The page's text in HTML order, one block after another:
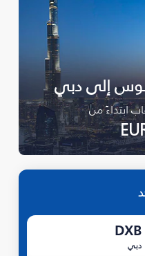
إلى دبي
ابتداءً من
DXB
دبي